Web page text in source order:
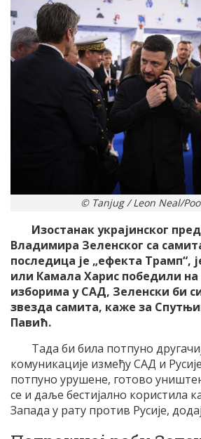
© Tanjug / Leon Neal/
Изостанак украјинског
Владимира Зеленског са
последица је „ефекта Трамп“,
или Камала Харис победили
изборима у САД, Зеленски би
звезда самита, каже за
Павић.
Тада би била потпуно
комуникације између САД и
потпуно урушене, готово
се и даље бестијално користила
Запада у рату против Русије,